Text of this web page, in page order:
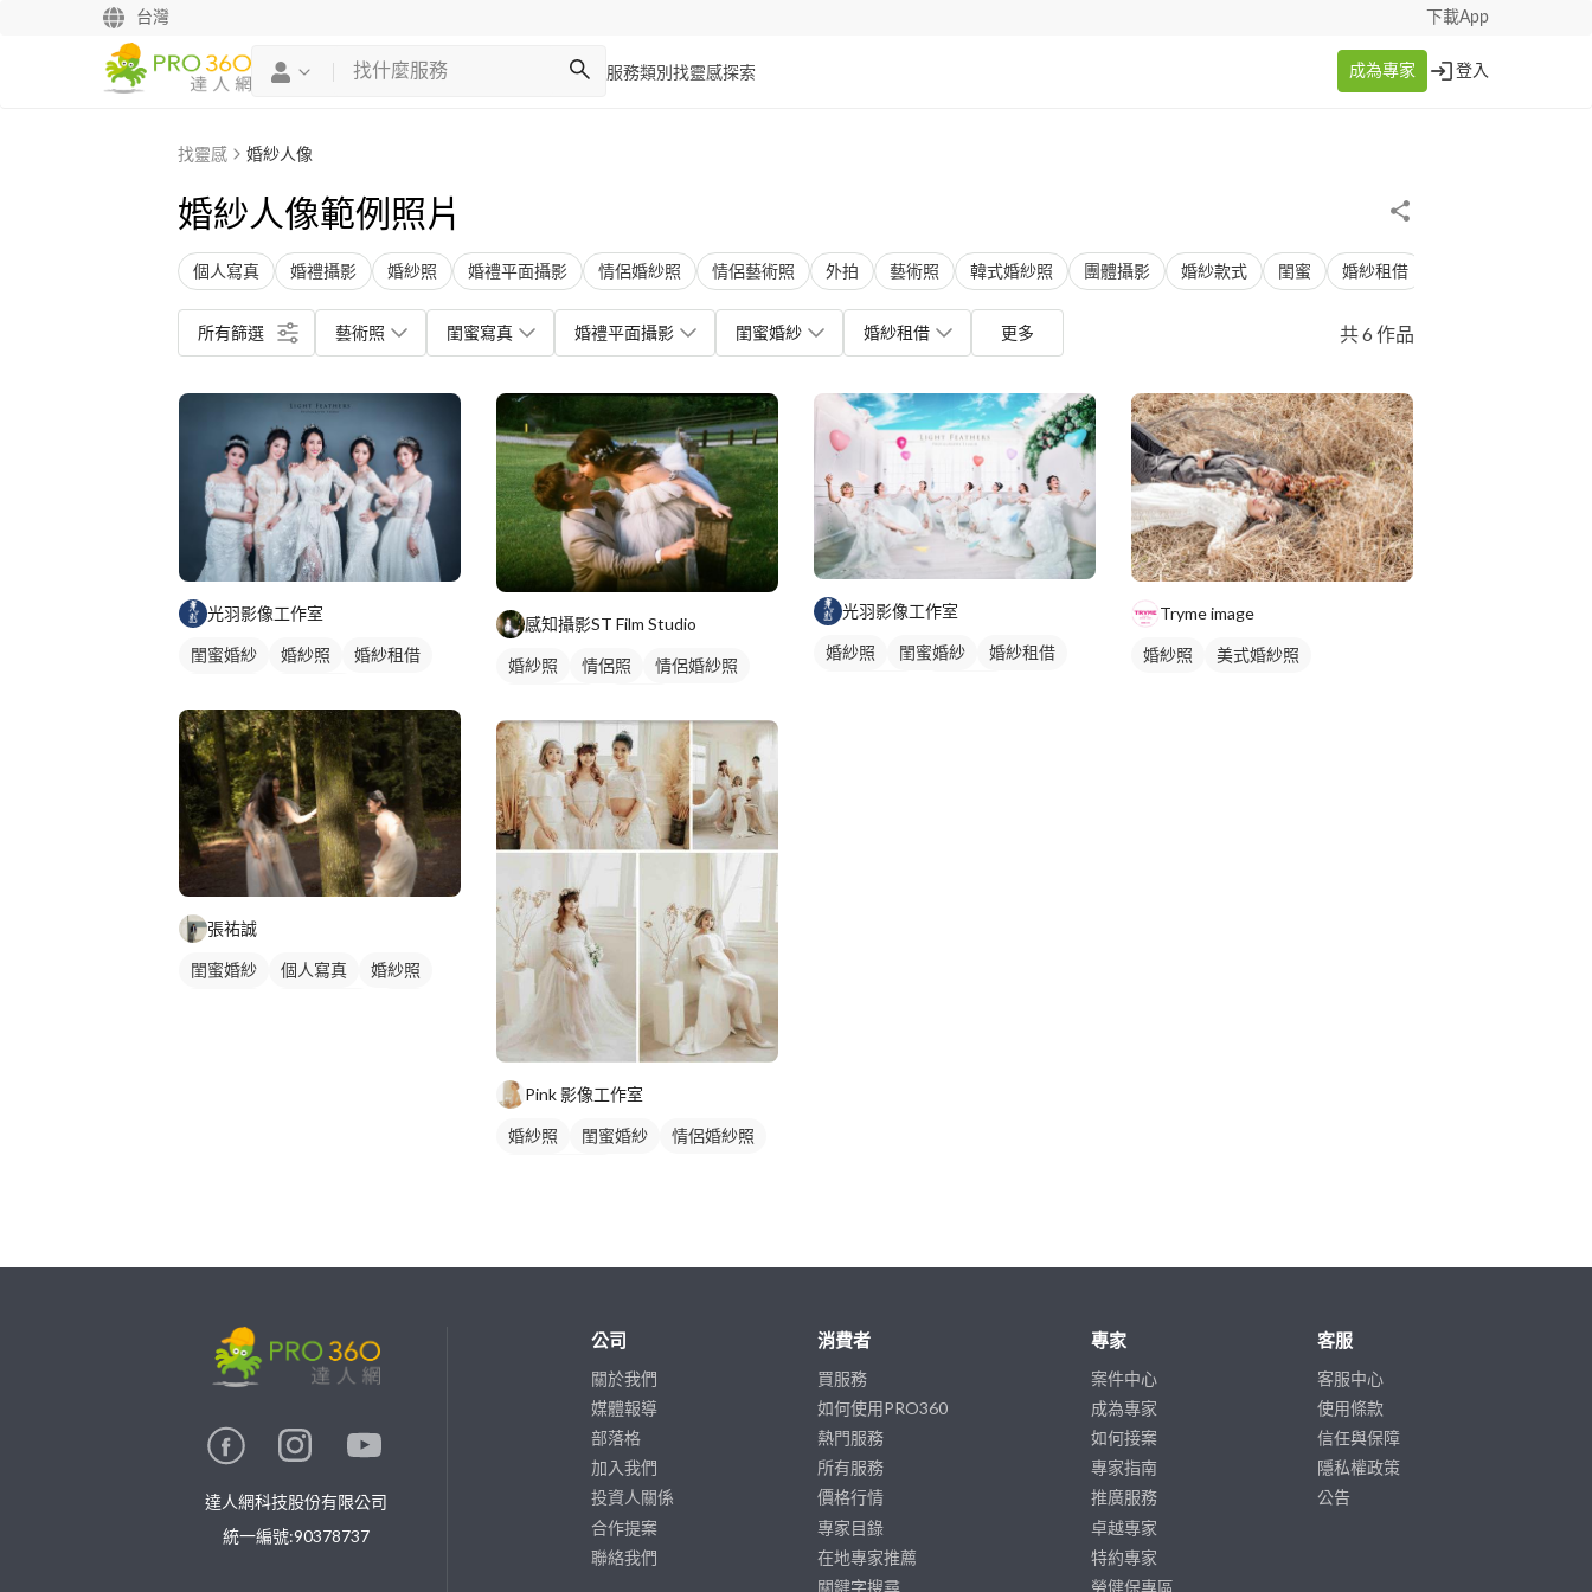
台灣 下載App
服務類別 找靈感探索 成為專家 登入
找靈感 婚紗人像
婚紗人像範例照片
個人寫真 婚禮攝影 婚紗照 婚禮平面攝影 情侶婚紗照 情侶藝術照 外拍 藝術照 韓式婚紗照 團體攝影 婚紗款式 閨蜜 婚紗租借
所有篩選 藝術照 閨蜜寫真 婚禮平面攝影 閨蜜婚紗 婚紗租借 更多 共 6 作品
光羽影像工作室
閨蜜婚紗 婚紗照
婚紗租借
張祐誠
閨蜜婚紗 個人寫真
婚紗照
感知攝影ST Film Studio
婚紗照 情侶照
情侶婚紗照
Pink 影像工作室
婚紗照 閨蜜婚紗
情侶婚紗照
光羽影像工作室
婚紗照 閨蜜婚紗
婚紗租借
Tryme image
婚紗照 美式婚紗照
達人網科技股份有限公司
統一編號:90378737
公司
關於我們
媒體報導
部落格
加入我們
投資人關係
合作提案
聯絡我們
消費者
買服務
如何使用PRO360
熱門服務
所有服務
價格行情
專家目錄
在地專家推薦
關鍵字搜尋
專家
案件中心
成為專家
如何接案
專家指南
推廣服務
卓越專家
特約專家
勞健保專區
客服
客服中心
使用條款
信任與保障
隱私權政策
公告